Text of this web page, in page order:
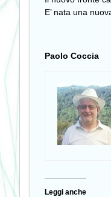
E’ nata una
Paolo Coccia
Leggi anche